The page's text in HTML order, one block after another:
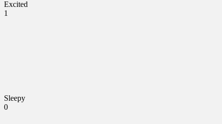
Excited
1
Sleepy
0